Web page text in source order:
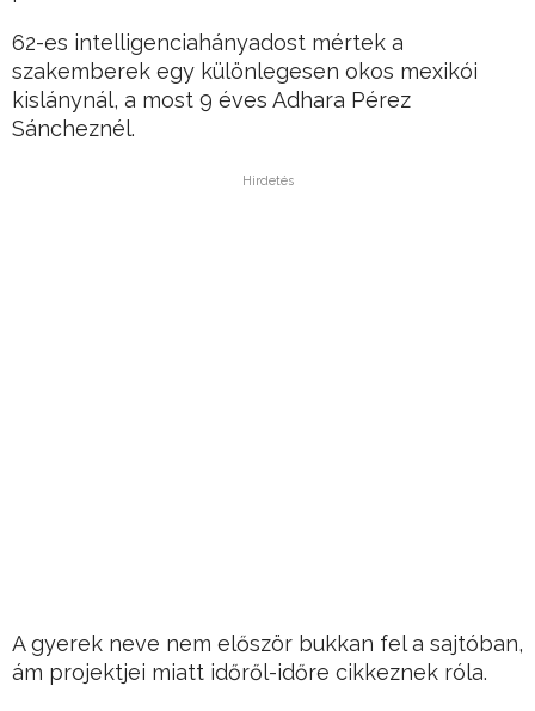
62-es intelligenciahányadost mértek a
szakemberek egy különlegesen okos mexikói
kislánynál, a most 9 éves Adhara Pérez
Sáncheznél.
Hirdetés
A gyerek neve nem először bukkan fel a sajtóban,
ám projektjei miatt időről-időre cikkeznek róla.